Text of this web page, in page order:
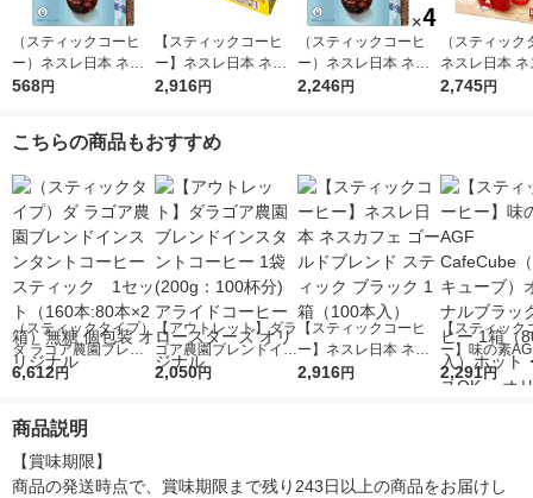
（スティックコーヒ
ー）ネスレ日本 ネス
カフェ アイスブレン
568円
【スティックコーヒ
ー】ネスレ日本 ネス
カフェ ゴールドブレ
2,916円
（スティックコーヒ
ー）ネスレ日本 ネス
カフェ アイスブレン
2,246円
（スティック
ネスレ日本
ェ エクセラ
2,745円
こちらの商品もおすすめ
（スティックタイプ）
ダ ラゴア農園ブレン
ドインスンタントコー
箱）無糖 個包装 オリ
ジナル
6,612円
【アウトレット】ダラ
ゴア農園ブレンドイン
スタントコーヒー 1袋
2,050円
【スティックコーヒ
ー】ネスレ日本 ネス
カフェ ゴールドブレ
2,916円
【スティック
ー】味の素
eCube（カフ
2,291円
商品説明
【賞味期限】
商品の発送時点で、賞味期限まで残り243日以上の商品をお届けし